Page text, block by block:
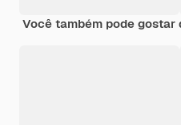
Você também pode gostar